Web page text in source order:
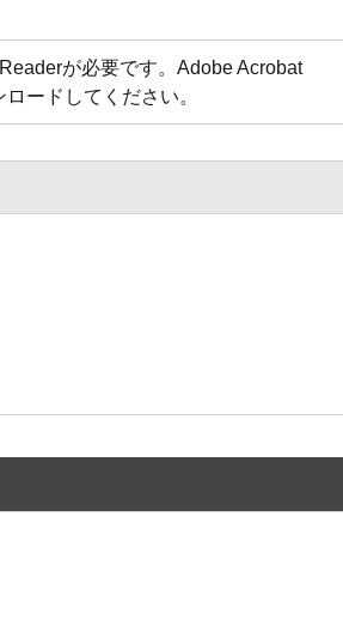
が必要です。Adobe Acrobat
ードしてください。